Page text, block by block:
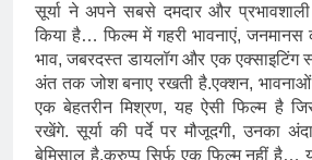
सूर्या ने अपने सबसे दमदार और
किया है… फिल्म में गहरी भावनाएं, जनमानस
भाव, जबरदस्त डायलॉग और एक एक्साइटिंग
अंत तक जोश बनाए रखती है.एक्शन,
एक बेहतरीन मिश्रण, यह ऐसी फिल्म है
रखेंगे. सूर्या की पर्दे पर मौजूदगी, उनका
बेमिसाल है.करुप्पू सिर्फ एक फिल्म नहीं है…